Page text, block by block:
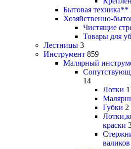
Бытовая техника**
Хозяйственно-
Чистящие
Товары для
Лестницы 3
Инструмент 859
Малярный
14
Лотки 1
Губки 2
краски
валиков